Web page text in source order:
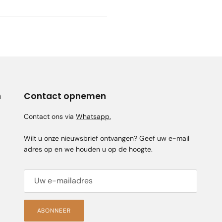
Contact opnemen
Contact ons via Whatsapp.
Wilt u onze nieuwsbrief ontvangen? Geef uw e-mail
adres op en we houden u op de hoogte.
ABONNEER